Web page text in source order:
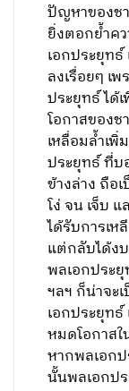
ปัญหาของช
ยิ่งตอกย้ำค
เอกประยุทธ์
ลงเรื่อยๆ เ
ประยุทธ์ ได้
โอกาสของ
เหลื่อมล้ำเ
ประยุทธ์ ที่บ
ข้างล่าง ถือ
โง่ จน เจ็บ
ได้รับการเ
แต่กลับได้ง
พลเอกประยุ
ฯลฯ ก็น่าจะ
เอกประยุทธ์
หมดโอกาส
หากพลเอก
นั้นพลเอกป